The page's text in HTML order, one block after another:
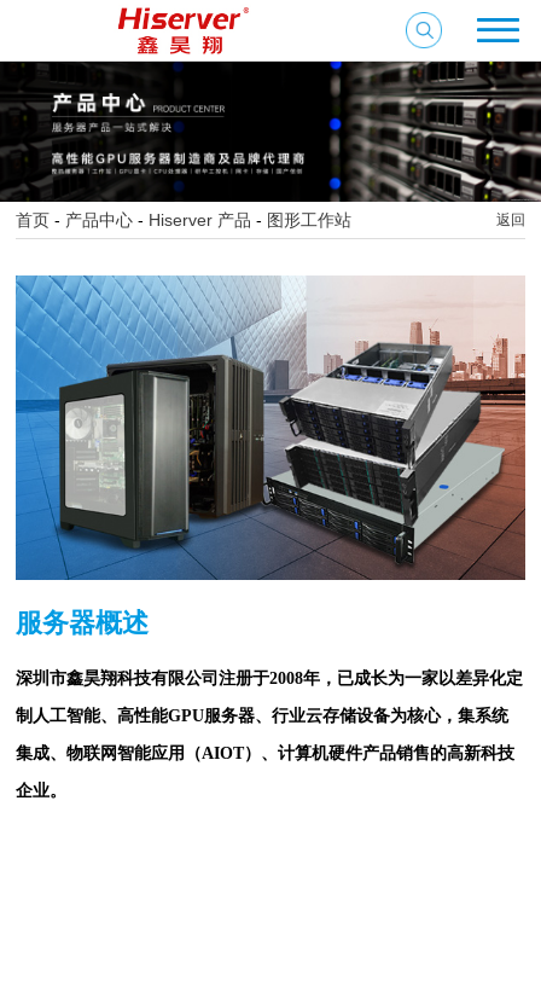
返回
首页 - 产品中心 - Hiserver 产品 - 图形工作站
服务器概述
深圳市鑫昊翔科技有限公司注册于2008年，已成长为一家以差异化定
制人工智能、高性能GPU服务器、行业云存储设备为核心，集系统
集成、物联网智能应用（AIOT）、计算机硬件产品销售的高新科技
企业。